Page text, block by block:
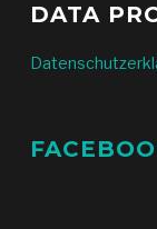
DATA